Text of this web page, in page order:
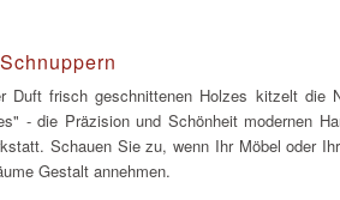
Duft frisch geschnittenen Holzes kitzelt die
- die Präzision und Schönheit modernen
Schauen Sie zu, wenn Ihr Möbel oder
Gestalt annehmen.